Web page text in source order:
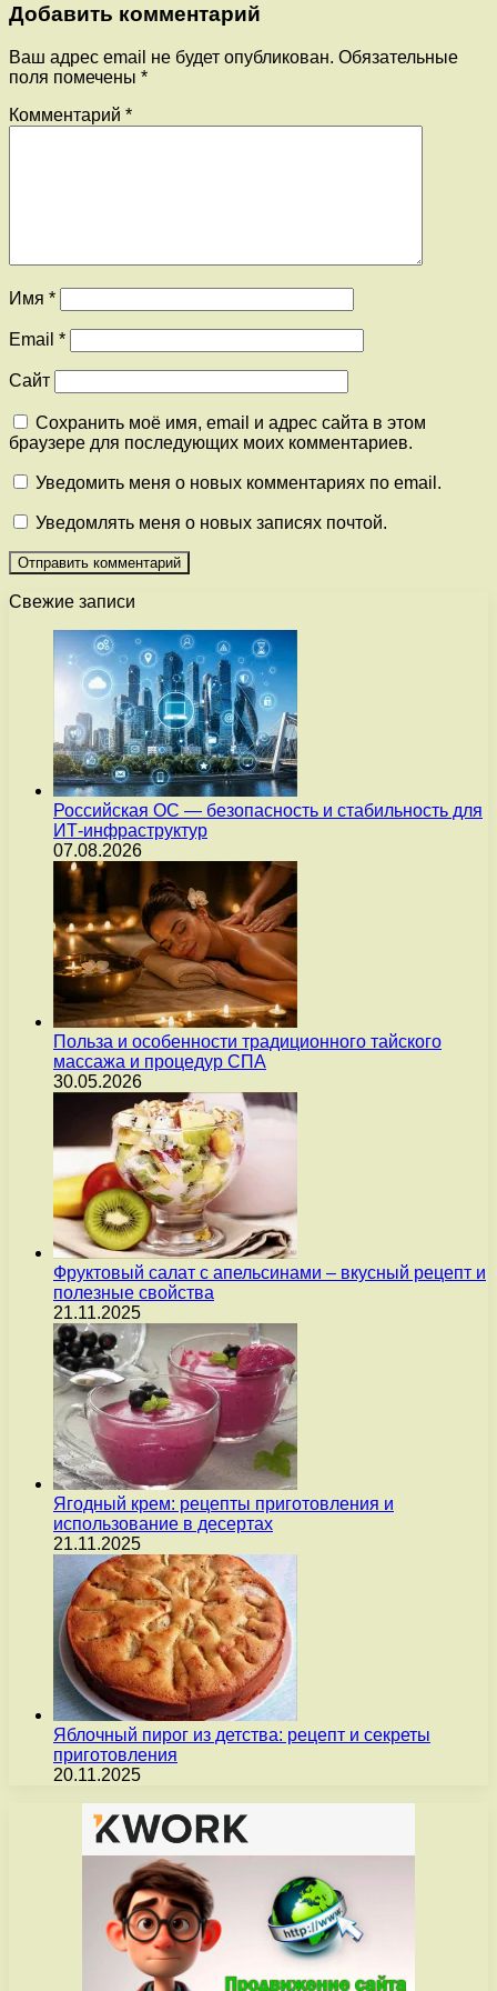
Добавить комментарий
Ваш адрес email не будет опубликован. Обязательные
поля помечены *
Комментарий *
Имя *
Email *
Сайт
Сохранить моё имя, email и адрес сайта в этом
браузере для последующих моих комментариев.
Уведомить меня о новых комментариях по email.
Уведомлять меня о новых записях почтой.
Свежие записи
Российская ОС — безопасность и стабильность для
ИТ-инфраструктур
07.08.2026
Польза и особенности традиционного тайского
массажа и процедур СПА
30.05.2026
Фруктовый салат с апельсинами – вкусный рецепт и
полезные свойства
21.11.2025
Ягодный крем: рецепты приготовления и
использование в десертах
21.11.2025
Яблочный пирог из детства: рецепт и секреты
приготовления
20.11.2025